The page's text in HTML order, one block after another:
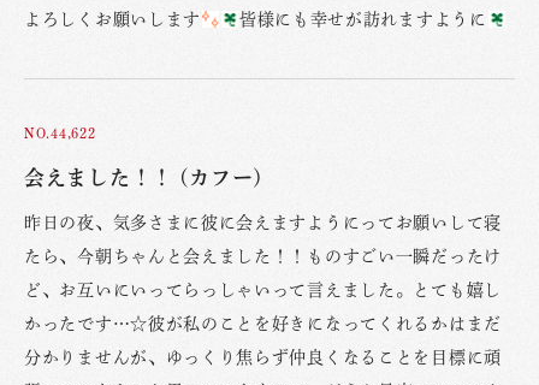
よろしくお願いします
皆様にも幸せが訪れますように
NO.44,622
会えました！！ (カフー)
昨日の夜、気多さまに彼に会えますようにってお願いして寝
たら、今朝ちゃんと会えました！！ものすごい一瞬だったけ
ど、お互いにいってらっしゃいって言えました。とても嬉し
かったです…☆彼が私のことを好きになってくれるかはまだ
分かりませんが、ゆっくり焦らず仲良くなることを目標に頑